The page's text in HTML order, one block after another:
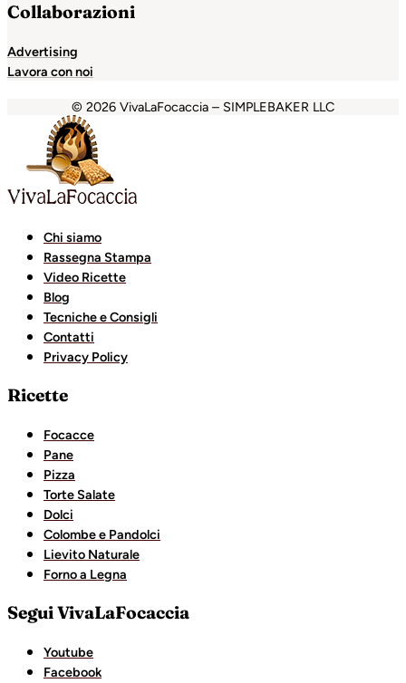
Collaborazioni
Advertising
Lavora con noi
© 2026 VivaLaFocaccia – SIMPLEBAKER LLC
holiganbet
Chi siamo
Rassegna Stampa
Video Ricette
Blog
Tecniche e Consigli
Contatti
Privacy Policy
Ricette
Focacce
Pane
Pizza
Torte Salate
Dolci
Colombe e Pandolci
Lievito Naturale
Forno a Legna
Segui VivaLaFocaccia
Youtube
Facebook